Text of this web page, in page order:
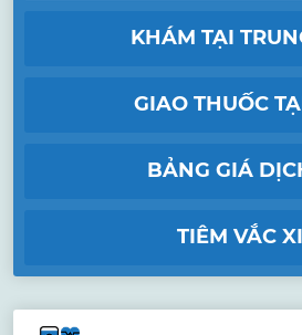
KHÁM TẠI
GIAO THUỐC
BẢNG GIÁ
TIÊM VẮC